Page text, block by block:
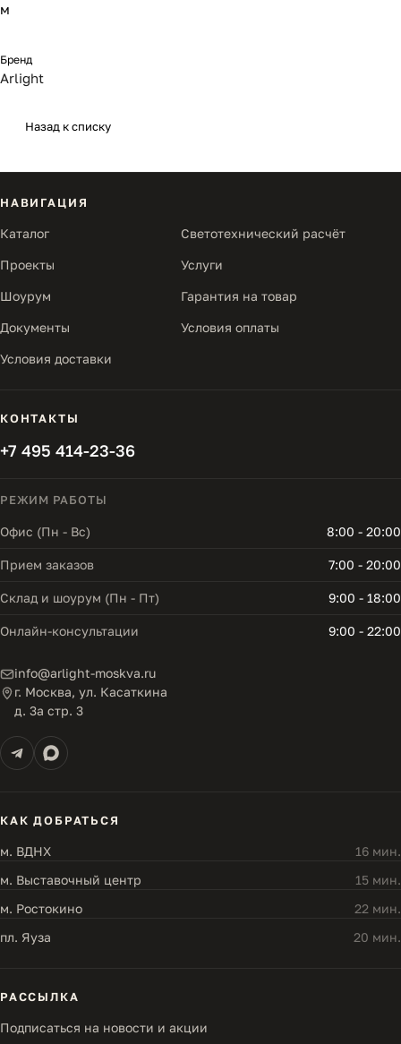
м
Бренд
Arlight
Назад к списку
НАВИГАЦИЯ
Каталог Светотехнический расчёт
Проекты Услуги
Шоурум Гарантия на товар
Документы Условия оплаты
Условия доставки
КОНТАКТЫ
+7 495 414-23-36
РЕЖИМ РАБОТЫ
Офис (Пн - Вс) 8:00 - 20:00
Прием заказов 7:00 - 20:00
Склад и шоурум (Пн - Пт) 9:00 - 18:00
Онлайн-консультации 9:00 - 22:00
info@arlight-moskva.ru
г. Москва, ул. Касаткина
д. 3а стр. 3
КАК ДОБРАТЬСЯ
м. ВДНХ
16 мин.
м. Выставочный центр
15 мин.
м. Ростокино
22 мин.
пл. Яуза
20 мин.
РАССЫЛКА
Подписаться на новости и акции